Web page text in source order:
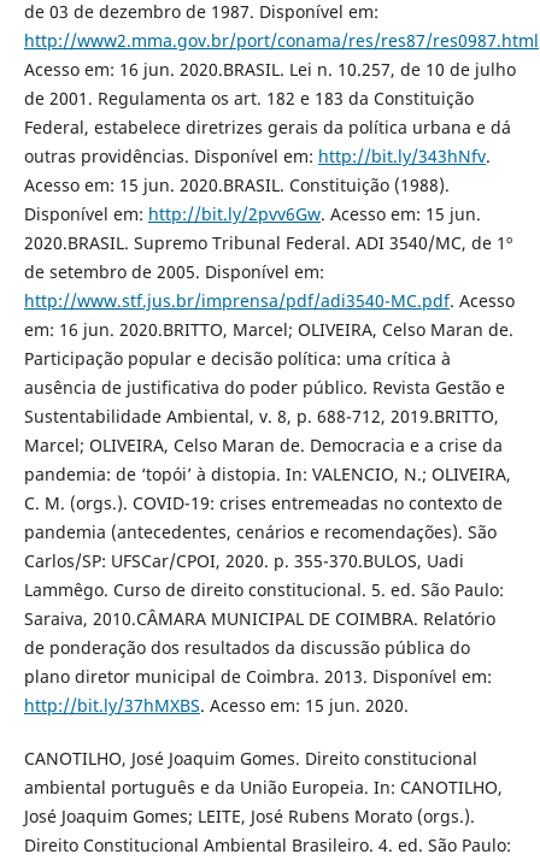
de 03 de dezembro de 1987. Disponível em:
http://www2.mma.gov.br/port/conama/res/res87/res0987.html
Acesso em: 16 jun. 2020.BRASIL. Lei n. 10.257, de 10 de julho
de 2001. Regulamenta os art. 182 e 183 da Constituição
Federal, estabelece diretrizes gerais da política urbana e dá
outras providências. Disponível em: http://bit.ly/343hNfv.
Acesso em: 15 jun. 2020.BRASIL. Constituição (1988).
Disponível em: http://bit.ly/2pvv6Gw. Acesso em: 15 jun.
2020.BRASIL. Supremo Tribunal Federal. ADI 3540/MC, de 1º
de setembro de 2005. Disponível em:
http://www.stf.jus.br/imprensa/pdf/adi3540-MC.pdf. Acesso
em: 16 jun. 2020.BRITTO, Marcel; OLIVEIRA, Celso Maran de.
Participação popular e decisão política: uma crítica à
ausência de justificativa do poder público. Revista Gestão e
Sustentabilidade Ambiental, v. 8, p. 688-712, 2019.BRITTO,
Marcel; OLIVEIRA, Celso Maran de. Democracia e a crise da
pandemia: de ‘topói’ à distopia. In: VALENCIO, N.; OLIVEIRA,
C. M. (orgs.). COVID-19: crises entremeadas no contexto de
pandemia (antecedentes, cenários e recomendações). São
Carlos/SP: UFSCar/CPOI, 2020. p. 355-370.BULOS, Uadi
Lammêgo. Curso de direito constitucional. 5. ed. São Paulo:
Saraiva, 2010.CÂMARA MUNICIPAL DE COIMBRA. Relatório
de ponderação dos resultados da discussão pública do
plano diretor municipal de Coimbra. 2013. Disponível em:
http://bit.ly/37hMXBS. Acesso em: 15 jun. 2020.
CANOTILHO, José Joaquim Gomes. Direito constitucional
ambiental português e da União Europeia. In: CANOTILHO,
José Joaquim Gomes; LEITE, José Rubens Morato (orgs.).
Direito Constitucional Ambiental Brasileiro. 4. ed. São Paulo: